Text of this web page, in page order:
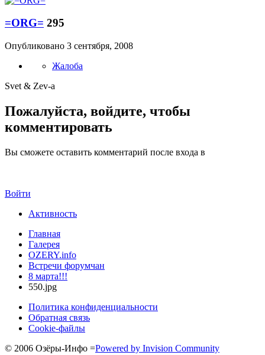
=ORG= 295
Опубликовано 3 сентября, 2008
Жалоба
Svet & Zev-a
Пожалуйста, войдите, чтобы
комментировать
Вы сможете оставить комментарий после входа в
Войти
Активность
Главная
Галерея
OZERY.info
Встречи форумчан
8 марта!!!
550.jpg
Политика конфиденциальности
Обратная связь
Cookie-файлы
© 2006 Озёры-Инфо =Powered by Invision Community